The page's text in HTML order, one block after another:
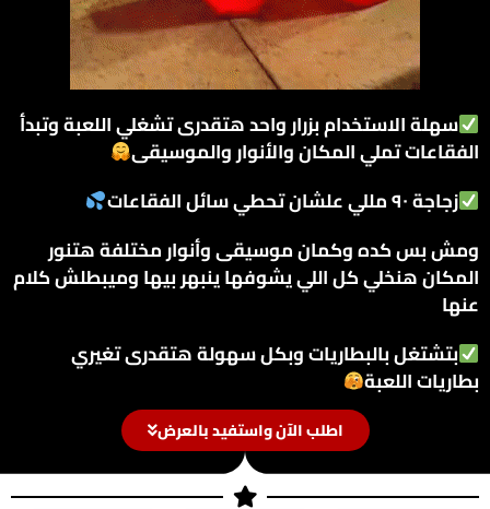
سهلة الاستخدام بزرار واحد هتقدرى تشغلي اللعبة وتبدأ
الفقاعات تملي المكان والأنوار والموسيقى
زجاجة ٩٠ مللي علشان تحطي سائل الفقاعات
ومش بس كده وكمان موسيقى وأنوار مختلفة هتنور
المكان هنخلي كل اللي يشوفها ينبهر بيها وميبطلش كلام
عنها
بتشتغل بالبطاريات وبكل سهولة هتقدرى تغيري
بطاريات اللعبة
اطلب الآن واستفيد بالعرض